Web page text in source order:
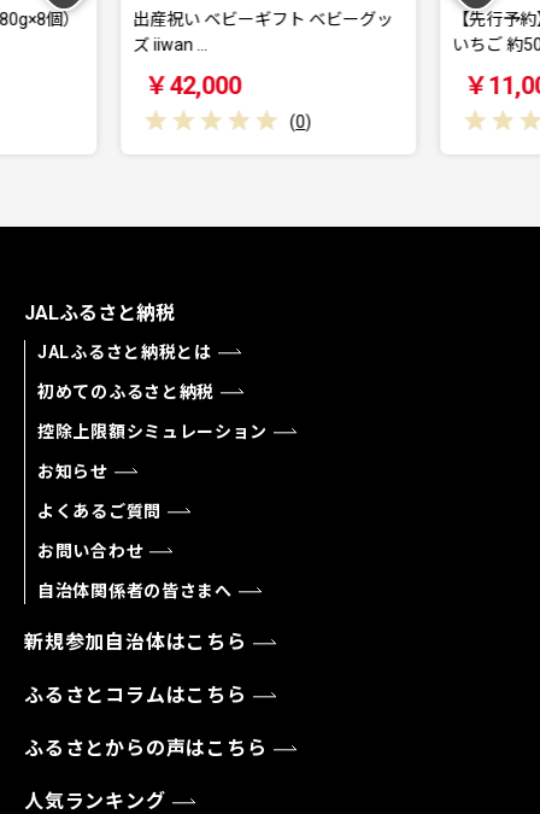
ギフト ベビーグッ
【先行予約】農場長厳選の美味しい
￥11,000
JALふるさと納税
JALふるさと納税とは
初めてのふるさと納税
控除上限額シミュレーション
お知らせ
よくあるご質問
お問い合わせ
自治体関係者の皆さまへ
新規参加自治体はこちら
ふるさとコラムはこちら
ふるさとからの声はこちら
人気ランキング